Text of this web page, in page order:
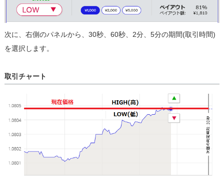
次に、右側のパネルから、30秒、60秒、2分、5分の期間(取引時間)
を選択します。
取引チャート